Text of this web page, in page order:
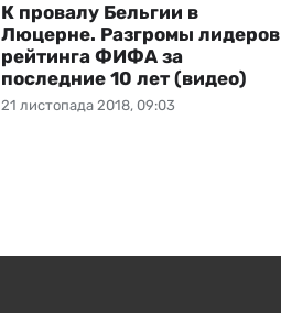
21 листопада 2018, 09:03
К провалу Бельгии в
Люцерне. Разгромы лидеров
рейтинга ФИФА за
последние 10 лет (видео)